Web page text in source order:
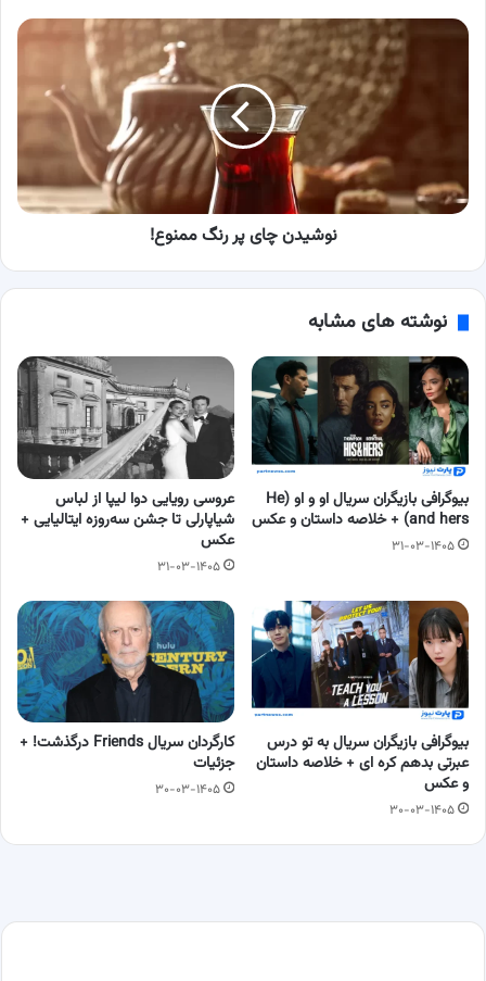
نوشیدن
نوشیدن چای پر رنگ ممنوع!
نوشته های مشابه
بیوگرافی بازیگران سریال او و او (He
and hers) + خلاصه داستان و عکس
۳۱-۰۳-۱۴۰۵
عروسی رویایی دوا لیپا از لباس
شیاپارلی تا جشن سه‌روزه ایتالیایی +
عکس
۳۱-۰۳-۱۴۰۵
بیوگرافی بازیگران سریال به تو درس
عبرتی بدهم کره ای + خلاصه داستان
و عکس
۳۰-۰۳-۱۴۰۵
کارگردان سریال Friends درگذشت! +
جزئیات
۳۰-۰۳-۱۴۰۵